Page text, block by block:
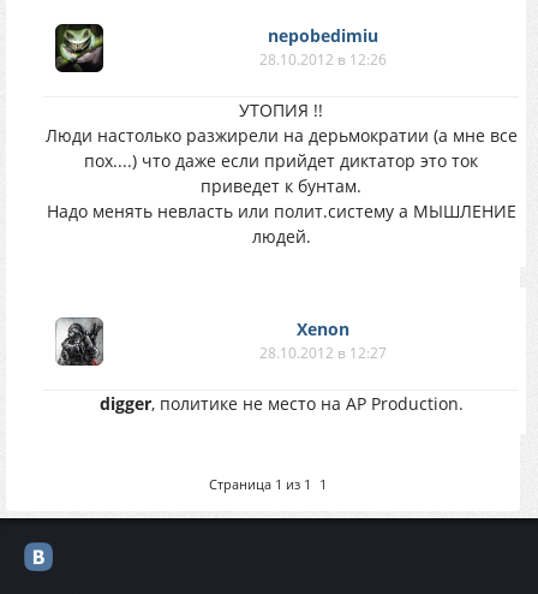
nepobedimiu
28.10.2012 в 12:26
УТОПИЯ !!
Люди настолько разжирели на дерьмократии (а мне все
пох....) что даже если прийдет диктатор это ток
приведет к бунтам.
Надо менять невласть или полит.систему а МЫШЛЕНИЕ
людей.
Xenon
28.10.2012 в 12:27
digger, политике не место на AP Production.
Страница 1 из 1 1